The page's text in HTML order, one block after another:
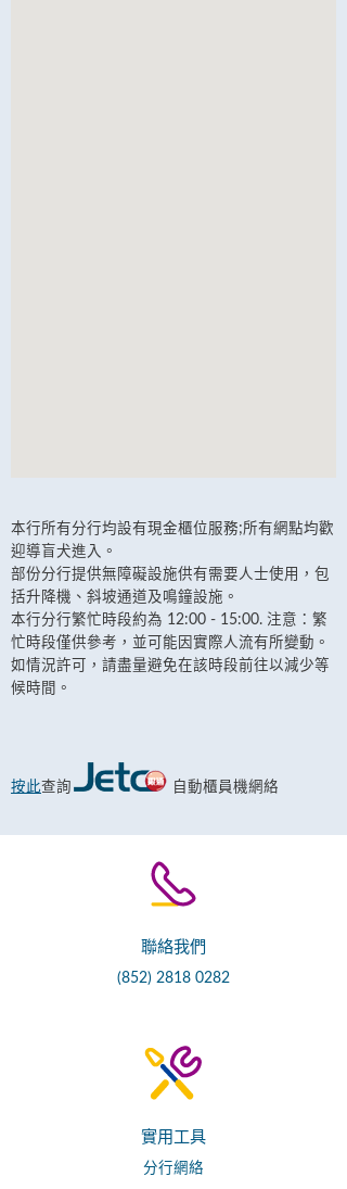
本行所有分行均設有現金櫃位服務;所有網點均歡
迎導盲犬進入。
部份分行提供無障礙設施供有需要人士使用，包
括升降機、斜坡通道及鳴鐘設施。
本行分行繁忙時段約為 12:00 - 15:00. 注意：繁
忙時段僅供參考，並可能因實際人流有所變動。
如情況許可，請盡量避免在該時段前往以減少等
候時間。
按此查詢 自動櫃員機網絡
聯絡我們
(852) 2818 0282
實用工具
分行網絡